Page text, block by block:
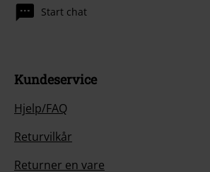
Start chat
Kundeservice
Hjelp/FAQ
Returvilkår
Returner en vare